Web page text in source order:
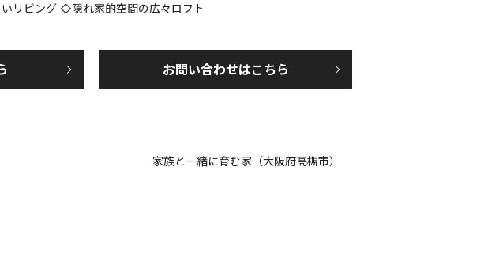
リビング ◇隠れ家的空間の広々ロフト
お問い合わせはこちら
家族と一緒に育む家（大阪府高槻市）